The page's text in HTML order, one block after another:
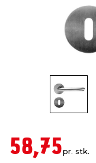
& sikkerhed
& standere
& syltning
udendørs spa
58,75pr. stk.